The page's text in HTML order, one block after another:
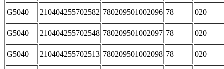
G5040 210404255702582 780209501002096 78 020
G5040 210404255702548 780209501002097 78 020
G5040 210404255702513 780209501002098 78 020